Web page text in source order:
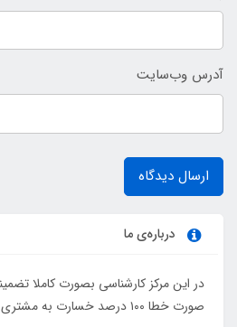
آدرس وب‌سایت
ارسال دیدگاه
درباره‌ی ما
در این مرکز کارشناسی بصورت کاملا
صورت خطا ۱۰۰ درصد خسارت به مشتری پرداخت می شود...